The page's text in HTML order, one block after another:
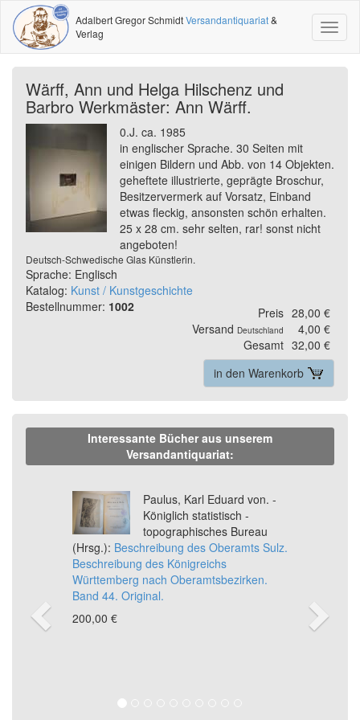
Adalbert Gregor SchmidtVersandantiquariat&
Verlag
Wärff, Ann und Helga Hilschenz und
Barbro Werkmäster: Ann Wärff.
0.J. ca. 1985
in englischer Sprache. 30 Seiten mit
einigen Bildern und Abb. von 14 Objekten.
geheftete illustrierte, geprägte Broschur,
Besitzervermerk auf Vorsatz, Einband
etwas fleckig, ansonsten schön erhalten.
25 x 28 cm. sehr selten, rar! sonst nicht
angeboten!
Deutsch-Schwedische Glas Künstlerin.
Sprache: Englisch
Katalog: Kunst / Kunstgeschichte
Bestellnummer: 1002 Preis 28,00 €
Versand Deutschland
4,00 €
Gesamt 32,00 €
in den Warenkorb
Interessante Bücher aus unserem
Versandantiquariat:
Paulus, Karl Eduard von. -
Königlich statistisch -
topographisches Bureau
(Hrsg.): Beschreibung des Oberamts Sulz.
Beschreibung des Königreichs
Württemberg nach Oberamtsbezirken.
Band 44. Original.
200,00 €
Previous